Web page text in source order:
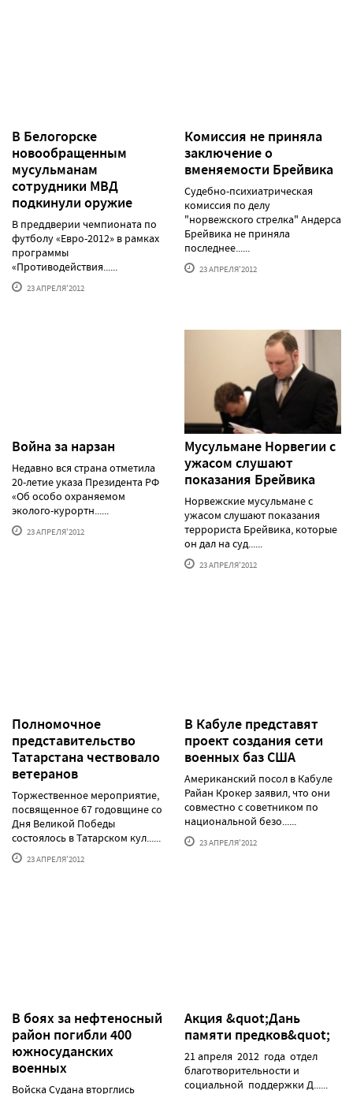
В Белогорске
новообращенным
мусульманам
сотрудники МВД
подкинули оружие
В преддверии чемпионата по
футболу «Евро-2012» в рамках
программы
«Противодействия......
23 АПРЕЛЯ'2012
Комиссия не приняла
заключение о
вменяемости Брейвика
Судебно-психиатрическая
комиссия по делу
"норвежского стрелка" Андерса
Брейвика не приняла
последнее......
23 АПРЕЛЯ'2012
Война за нарзан
Недавно вся страна отметила
20-летие указа Президента РФ
«Об особо охраняемом
эколого-курортн......
23 АПРЕЛЯ'2012
Мусульмане Норвегии с
ужасом слушают
показания Брейвика
Норвежские мусульмане с
ужасом слушают показания
террориста Брейвика, которые
он дал на суд......
23 АПРЕЛЯ'2012
Полномочное
представительство
Татарстана чествовало
ветеранов
Торжественное мероприятие,
посвященное 67 годовщине со
Дня Великой Победы
состоялось в Татарском кул......
23 АПРЕЛЯ'2012
В Кабуле представят
проект создания сети
военных баз США
Американский посол в Кабуле
Райан Крокер заявил, что они
совместно с советником по
национальной безо......
23 АПРЕЛЯ'2012
В боях за нефтеносный
район погибли 400
южносуданских
военных
Войска Судана вторглись
Акция &quot;Дань
памяти предков&quot;
21 апреля 2012 года отдел
благотворительности и
социальной поддержки Д......